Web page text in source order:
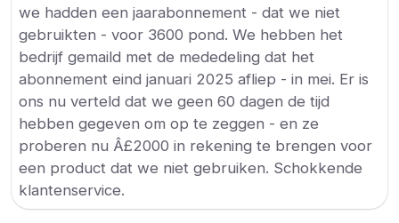
we hadden een jaarabonnement - dat we niet
gebruikten - voor 3600 pond. We hebben het
bedrijf gemaild met de mededeling dat het
abonnement eind januari 2025 afliep - in mei. Er is
ons nu verteld dat we geen 60 dagen de tijd
hebben gegeven om op te zeggen - en ze
proberen nu Â£2000 in rekening te brengen voor
een product dat we niet gebruiken. Schokkende
klantenservice.